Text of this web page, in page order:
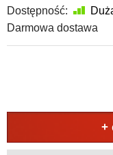
Dostępność:
Darmowa dostawa
+